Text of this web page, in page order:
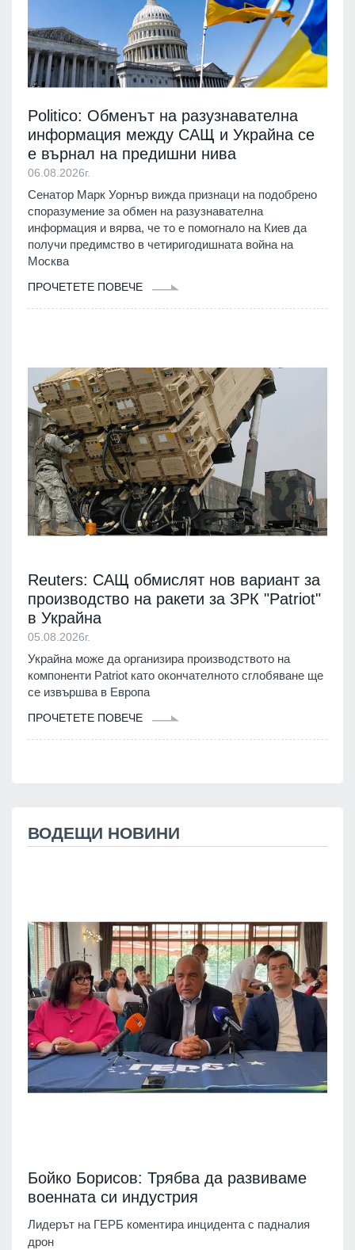
Politico: Обменът на разузнавателна
информация между САЩ и Украйна се
е върнал на предишни нива
06.08.2026г.
Сенатор Марк Уорнър вижда признаци на подобрено
споразумение за обмен на разузнавателна
информация и вярва, че то е помогнало на Киев да
получи предимство в четиригодишната война на
Москва
ПРОЧЕТЕТЕ ПОВЕЧЕ
Reuters: САЩ обмислят нов вариант за
производство на ракети за ЗРК "Patriot"
в Украйна
05.08.2026г.
Украйна може да организира производството на
компоненти Patriot като окончателното сглобяване ще
се извършва в Европа
ПРОЧЕТЕТЕ ПОВЕЧЕ
ВОДЕЩИ НОВИНИ
Бойко Борисов: Трябва да развиваме
военната си индустрия
Лидерът на ГЕРБ коментира инцидента с падналия
дрон